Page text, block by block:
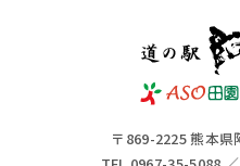
〒869-2225 熊本